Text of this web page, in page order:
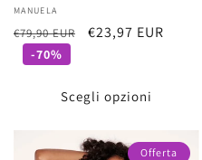
Fornitore:
MANUELA
Prezzo
€79,90 EUR
Prezzo
€23,97 EUR
-70%
Scegli opzioni
Offerta